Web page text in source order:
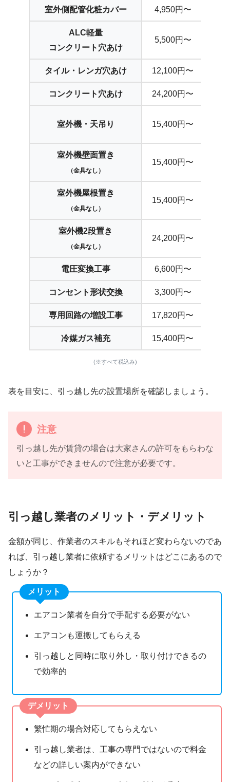
室外側配管化粧カバー 4,950円〜
ALC軽量
コンクリート穴あけ
5,500円〜
タイル・レンガ穴あけ 12,100円〜
コンクリート穴あけ 24,200円〜
室外機・天吊り 15,400円〜
室外機壁面置き
（金具なし）
15,400円〜
室外機屋根置き
（金具なし）
15,400円〜
室外機2段置き
（金具なし）
24,200円〜
電圧変換工事 6,600円〜
コンセント形状交換 3,300円〜
専用回路の増設工事 17,820円〜
冷媒ガス補充 15,400円〜
(※すべて税込み)
表を目安に、引っ越し先の設置場所を確認しましょう。
注意
引っ越し先が賃貸の場合は大家さんの許可をもらわな
いと工事ができませんので注意が必要です。
引っ越し業者のメリット・デメリット
金額が同じ、作業者のスキルもそれほど変わらないのであ
れば、引っ越し業者に依頼するメリットはどこにあるので
しょうか？
メリット
エアコン業者を自分で手配する必要がない
エアコンも運搬してもらえる
引っ越しと同時に取り外し・取り付けできるの
で効率的
デメリット
繁忙期の場合対応してもらえない
引っ越し業者は、工事の専門ではないので料金
などの詳しい案内ができない